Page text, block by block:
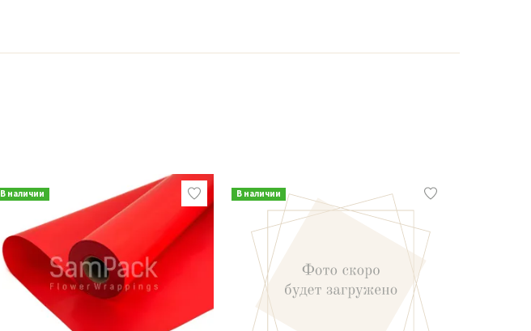
В наличии В наличии